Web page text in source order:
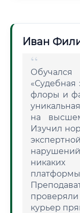
Иван
«Судебная
флоры и
на
Изучил
курьер